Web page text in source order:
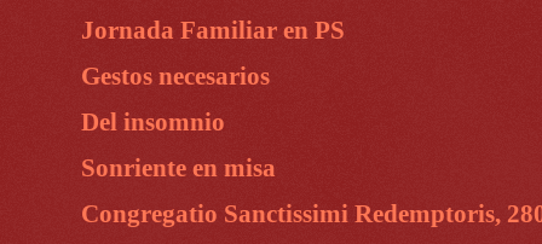
Jornada Familiar en PS
Gestos necesarios
Del insomnio
Sonriente en misa
Congregatio Sanctissimi Redemptoris,